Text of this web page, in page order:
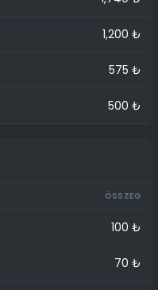
1,200 ₺
575 ₺
500 ₺
ÖSSZEG
100 ₺
70 ₺